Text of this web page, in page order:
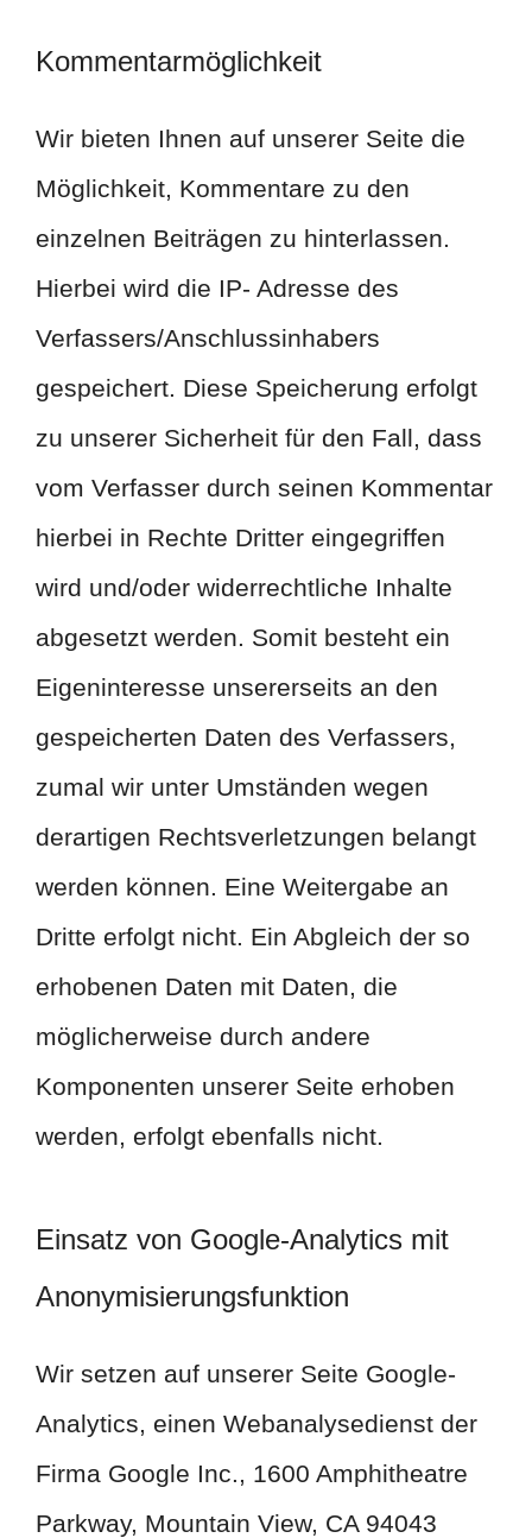
Kommentarmöglichkeit
Wir bieten Ihnen auf unserer Seite die
Möglichkeit, Kommentare zu den
einzelnen Beiträgen zu hinterlassen.
Hierbei wird die IP- Adresse des
Verfassers/Anschlussinhabers
gespeichert. Diese Speicherung erfolgt
zu unserer Sicherheit für den Fall, dass
vom Verfasser durch seinen Kommentar
hierbei in Rechte Dritter eingegriffen
wird und/oder widerrechtliche Inhalte
abgesetzt werden. Somit besteht ein
Eigeninteresse unsererseits an den
gespeicherten Daten des Verfassers,
zumal wir unter Umständen wegen
derartigen Rechtsverletzungen belangt
werden können. Eine Weitergabe an
Dritte erfolgt nicht. Ein Abgleich der so
erhobenen Daten mit Daten, die
möglicherweise durch andere
Komponenten unserer Seite erhoben
werden, erfolgt ebenfalls nicht.
Einsatz von Google-Analytics mit
Anonymisierungsfunktion
Wir setzen auf unserer Seite Google-
Analytics, einen Webanalysedienst der
Firma Google Inc., 1600 Amphitheatre
Parkway, Mountain View, CA 94043